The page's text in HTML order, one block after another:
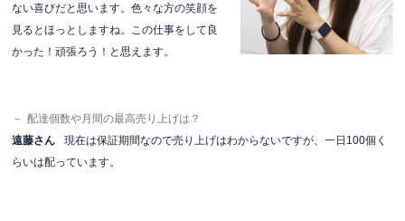
ない喜びだと思います。色々な方の笑顔を
見るとほっとしますね。この仕事をして良
かった！頑張ろう！と思えます。
－
配達個数や月間の最高売り上げは？
遠藤さん
現在は保証期間なので売り上げはわからないですが、一日100個く
らいは配っています。